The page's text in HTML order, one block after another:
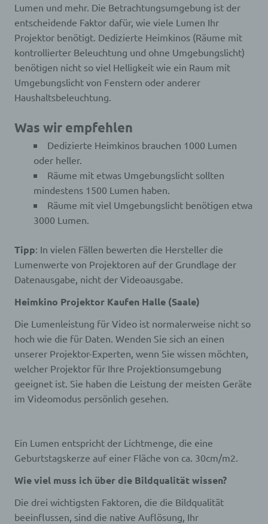
Lumen und mehr. Die Betrachtungsumgebung ist der
entscheidende Faktor dafür, wie viele Lumen Ihr
Projektor benötigt. Dedizierte Heimkinos (Räume mit
kontrollierter Beleuchtung und ohne Umgebungslicht)
benötigen nicht so viel Helligkeit wie ein Raum mit
Umgebungslicht von Fenstern oder anderer
Haushaltsbeleuchtung.
Was wir empfehlen
Dedizierte Heimkinos brauchen 1000 Lumen
oder heller.
Räume mit etwas Umgebungslicht sollten
mindestens 1500 Lumen haben.
Räume mit viel Umgebungslicht benötigen etwa
3000 Lumen.
Tipp: In vielen Fällen bewerten die Hersteller die
Lumenwerte von Projektoren auf der Grundlage der
Datenausgabe, nicht der Videoausgabe.
Heimkino Projektor Kaufen Halle (Saale)
Die Lumenleistung für Video ist normalerweise nicht so
hoch wie die für Daten. Wenden Sie sich an einen
unserer Projektor-Experten, wenn Sie wissen möchten,
welcher Projektor für Ihre Projektionsumgebung
geeignet ist. Sie haben die Leistung der meisten Geräte
im Videomodus persönlich gesehen.
Ein Lumen entspricht der Lichtmenge, die eine
Geburtstagskerze auf einer Fläche von ca. 30cm/m2.
Wie viel muss ich über die Bildqualität wissen?
Die drei wichtigsten Faktoren, die die Bildqualität
beeinflussen, sind die native Auflösung, Ihr